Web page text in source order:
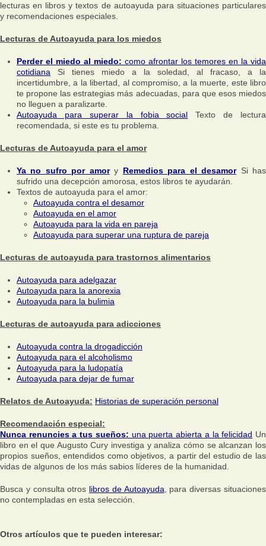
lecturas en libros y textos de autoayuda para situaciones particulares
y recomendaciones especiales.
Lecturas de Autoayuda para los miedos
Perder el miedo al miedo: como afrontar los temores en la vida
cotidiana Si tienes miedo a la soledad, al fracaso, a la
incertidumbre, a la libertad, al compromiso, a la muerte, este libro
te propone las estrategias más adecuadas, para que esos miedos
no lleguen a paralizarte.
Autoayuda para superar la fobia social Texto de lectura
recomendada, si este es tu problema.
Lecturas de Autoayuda para el amor
Ya no sufro por amory Remedios para el desamorSi has
sufrido una decepción amorosa, estos libros te ayudarán.
Textos de autoayuda para el amor:
Autoayuda contra el desamor
Autoayuda en el amor
Autoayuda para la vida en pareja
Autoayuda para superar una ruptura de pareja
Lecturas de autoayuda para trastornos alimentarios
Autoayuda para adelgazar
Autoayuda para la anorexia
Autoayuda para la bulimia
Lecturas de autoayuda para adicciones
Autoayuda contra la drogadicción
Autoayuda para el alcoholismo
Autoayuda para la ludopatía
Autoayuda para dejar de fumar
Relatos de Autoayuda: Historias de superación personal
Recomendación especial:
Nunca renuncies a tus sueños: una puerta abierta a la felicidad Un
libro en el que Augusto Cury investiga y analiza cómo se alcanzan los
propios sueños, entendidos como objetivos, a partir del estudio de las
vidas de algunos de los más sabios líderes de la humanidad.
Busca y consulta otros libros de Autoayuda , para diversas situaciones
no contempladas en esta selección.
Otros artículos que te pueden interesar: